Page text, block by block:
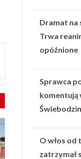
Dramat na
Trwa
opóźnione
Sprawca
komentują
O włos od
zatrzymał